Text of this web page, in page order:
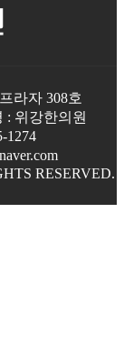
라자 308호
: 위강한의원
1274
RESERVED.